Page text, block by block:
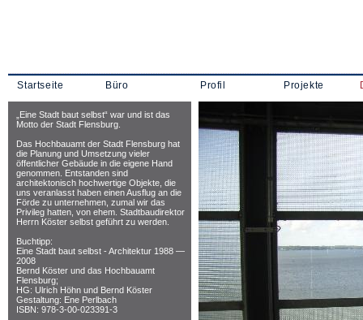
„Eine Stadt baut selbst“ war und ist das
Motto der Stadt Flensburg.
Das Hochbauamt der Stadt Flensburg hat
die Planung und Umsetzung vieler
öffentlicher Gebäude in die eigene Hand
genommen. Entstanden sind
architektonisch hochwertige Objekte, die
uns veranlasst haben einen Ausflug an die
Förde zu unternehmen, zumal wir das
Privileg hatten, von ehem. Stadtbaudirektor
Herrn Köster selbst geführt zu werden.
Buchtipp:
Eine Stadt baut selbst - Architektur 1988 —
2008
Bernd Köster und das Hochbauamt
Flensburg;
HG: Ulrich Höhn und Bernd Köster
Gestaltung: Ene Perlbach
ISBN: 978-3-00-023391-3
Startseite Büro Profil Projekte